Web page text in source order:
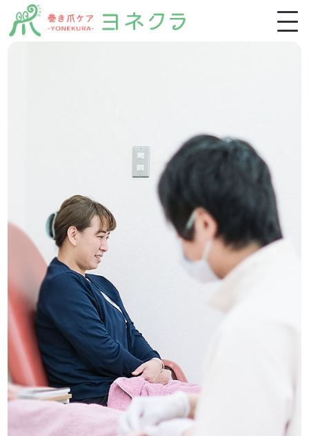
よくあるご質問
ブログ
スクール生募集
稲毛店アクセス・ご予約
船橋店アクセス・ご予約
求人情報
お問い合わせ